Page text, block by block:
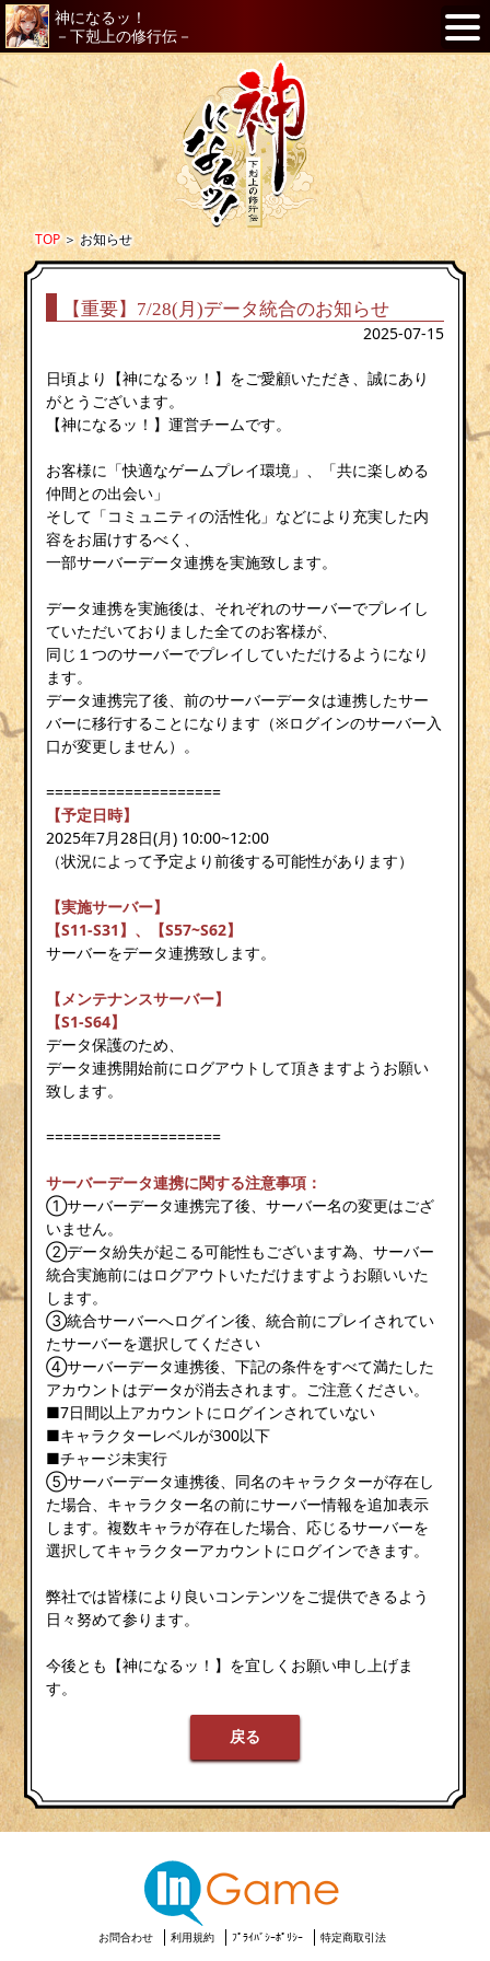
神になるッ！
－下剋上の修行伝－
TOP＞お知らせ
【重要】7/28(月)データ統合のお知らせ
2025-07-15
日頃より【神になるッ！】をご愛顧いただき、誠にあり
がとうございます。
【神になるッ！】運営チームです。
お客様に「快適なゲームプレイ環境」、「共に楽しめる
仲間との出会い」
そして「コミュニティの活性化」などにより充実した内
容をお届けするべく、
一部サーバーデータ連携を実施致します。
データ連携を実施後は、それぞれのサーバーでプレイし
ていただいておりました全てのお客様が、
同じ１つのサーバーでプレイしていただけるようになり
ます。
データ連携完了後、前のサーバーデータは連携したサー
バーに移行することになります（※ログインのサーバー入
口が変更しません）。
====================
【予定日時】
2025年7月28日(月) 10:00~12:00
（状況によって予定より前後する可能性があります）
【実施サーバー】
【S11-S31】、【S57~S62】
サーバーをデータ連携致します。
【メンテナンスサーバー】
【S1-S64】
データ保護のため、
データ連携開始前にログアウトして頂きますようお願い
致します。
====================
サーバーデータ連携に関する注意事項：
①サーバーデータ連携完了後、サーバー名の変更はござ
いません。
②データ紛失が起こる可能性もございます為、サーバー
統合実施前にはログアウトいただけますようお願いいた
します。
③統合サーバーへログイン後、統合前にプレイされてい
たサーバーを選択してください
④サーバーデータ連携後、下記の条件をすべて満たした
アカウントはデータが消去されます。ご注意ください。
■7日間以上アカウントにログインされていない
■キャラクターレベルが300以下
■チャージ未実行
⑤サーバーデータ連携後、同名のキャラクターが存在し
た場合、キャラクター名の前にサーバー情報を追加表示
します。複数キャラが存在した場合、応じるサーバーを
選択してキャラクターアカウントにログインできます。
弊社では皆様により良いコンテンツをご提供できるよう
日々努めて参ります。
今後とも【神になるッ！】を宜しくお願い申し上げま
す。
戻る
お問合わせ 利用規約 ﾌﾟﾗｲﾊﾞｼｰﾎﾟﾘｼｰ 特定商取引法